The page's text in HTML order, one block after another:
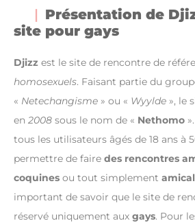
Présentation de
site pour gays
Djizz est le site de rencontre de
homosexuels. Faisant partie du
« Netechangisme » ou « Wyylde », le
en 2008 sous le nom de « Nethomo
tous les utilisateurs âgés de 18 ans à
permettre de faire des rencontres
coquines ou tout simplement
important de savoir que le site de
réservé uniquement aux gays. Pour